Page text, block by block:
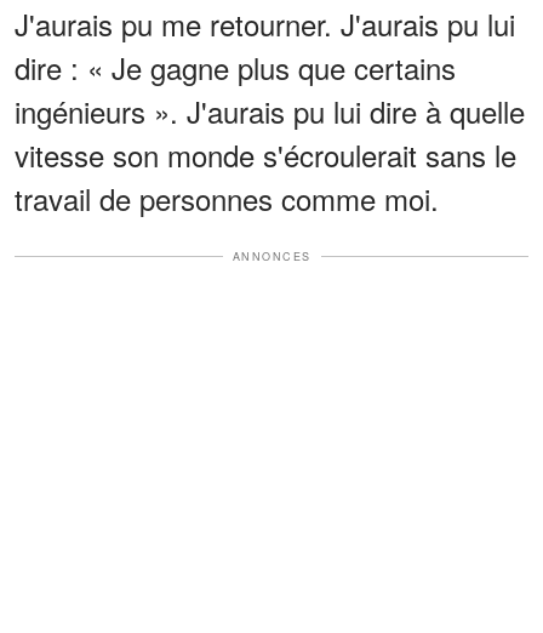
J'aurais pu me retourner. J'aurais pu lui
dire : « Je gagne plus que certains
ingénieurs ». J'aurais pu lui dire à quelle
vitesse son monde s'écroulerait sans le
travail de personnes comme moi.
ANNONCES